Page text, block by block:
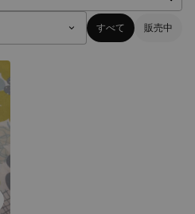
すべて 販売中